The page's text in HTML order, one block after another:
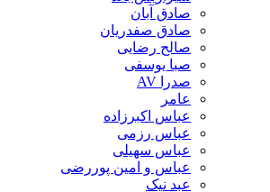
صادق آبان
صادق صفدریان
صالح رضایی
صبا یوسفی
صدرا AV
عامر
عباس اکبرزاده
عباس رزمی
عباس سهیلی
عباس و امین پوررضی
عبد نیک